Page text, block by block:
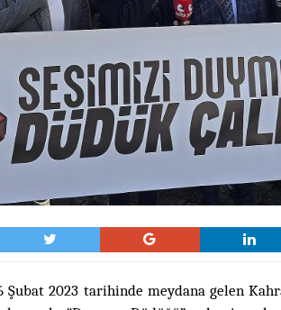
Şubat 2023 tarihinde meydana gelen